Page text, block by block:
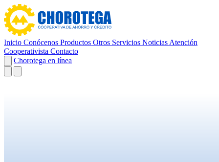
Inicio Conócenos Productos Otros Servicios Noticias Atención
Cooperativista Contacto
Chorotega en línea